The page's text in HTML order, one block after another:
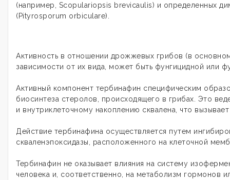
(например, Scopulariopsis brevicaulis) и определенных
(Pityrosporum orbiculare).
Активность в отношении дрожжевых грибов (в
зависимости от их вида, может быть фунгицидной или
Активный компонент тербинафин специфическим
биосинтеза стеролов, происходящего в грибах. Это
и внутриклеточному накоплению сквалена, что
Действие тербинафина осуществляется путем
скваленэпоксидазы, расположенного на клеточной
Тербинафин не оказывает влияния на систему
человека и, соответственно, на метаболизм гормонов